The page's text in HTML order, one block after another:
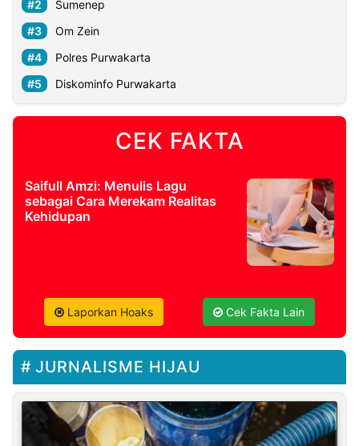
Sumenep
Om Zein
Polres Purwakarta
Diskominfo Purwakarta
CEK FAKTA
Saifull Amzi: Menulis Lagu
sebagai Cara Merekam Realitas
Kehidupan
Laporkan Hoaks Cek Fakta Lain
JURNALISME HIJAU